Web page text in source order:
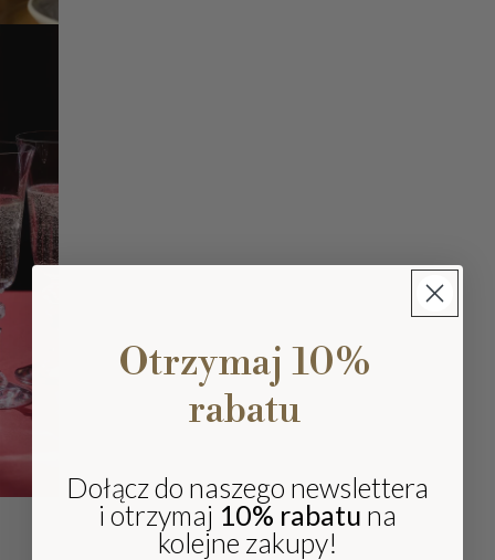
Otrzymaj 10%
rabatu
Dołącz do naszego newslettera
i otrzymaj 10% rabatu na
kolejne zakupy!